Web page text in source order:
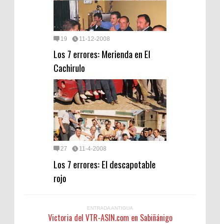
19 11-12-2008
Los 7 errores: Merienda en El
Cachirulo
27 11-4-2008
Los 7 errores: El descapotable
rojo
ENTRADA ANTIGUA
Victoria del VTR-ASIN.com en Sabiñánigo